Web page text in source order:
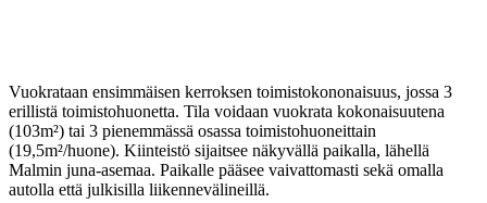
Vuokrataan ensimmäisen kerroksen toimistokononaisuus, jossa 3
erillistä toimistohuonetta. Tila voidaan vuokrata kokonaisuutena
(103m²) tai 3 pienemmässä osassa toimistohuoneittain
(19,5m²/huone). Kiinteistö sijaitsee näkyvällä paikalla, lähellä
Malmin juna-asemaa. Paikalle pääsee vaivattomasti sekä omalla
autolla että julkisilla liikennevälineillä.